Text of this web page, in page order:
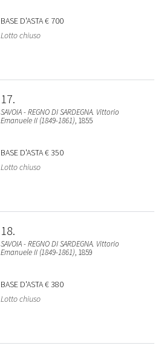
BASE D'ASTA€ 700
Lotto chiuso
17
SAVOIA - REGNO DI SARDEGNA. Vittorio
Emanuele II (1849-1861), 1855
BASE D'ASTA€ 350
Lotto chiuso
18
SAVOIA - REGNO DI SARDEGNA. Vittorio
Emanuele II (1849-1861), 1859
BASE D'ASTA€ 380
Lotto chiuso